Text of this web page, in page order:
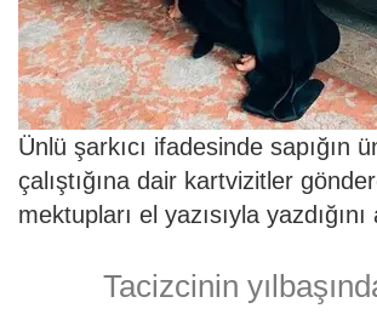
Ünlü şarkıcı ifadesinde sapığın
çalıştığına dair kartvizitler
mektupları el yazısıyla yazdığını
Tacizcinin